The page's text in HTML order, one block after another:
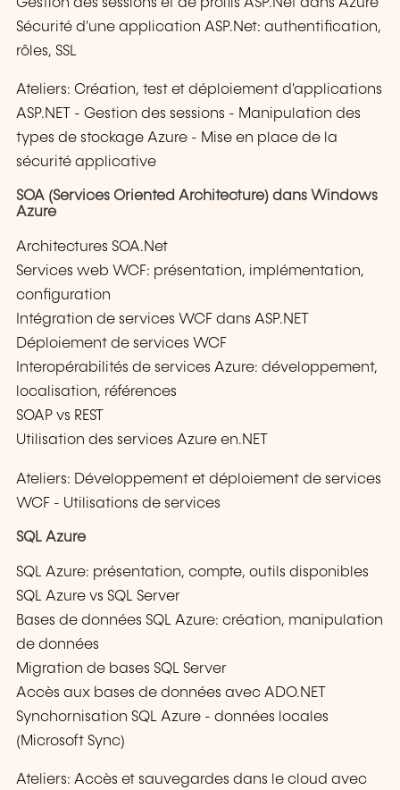
Gestion des sessions et de profils ASP.Net dans Azure
Sécurité d'une application ASP.Net: authentification,
rôles, SSL
Ateliers: Création, test et déploiement d'applications
ASP.NET - Gestion des sessions - Manipulation des
types de stockage Azure - Mise en place de la
sécurité applicative
SOA (Services Oriented Architecture) dans Windows
Azure
Architectures SOA.Net
Services web WCF: présentation, implémentation,
configuration
Intégration de services WCF dans ASP.NET
Déploiement de services WCF
Interopérabilités de services Azure: développement,
localisation, références
SOAP vs REST
Utilisation des services Azure en.NET
Ateliers: Développement et déploiement de services
WCF - Utilisations de services
SQL Azure
SQL Azure: présentation, compte, outils disponibles
SQL Azure vs SQL Server
Bases de données SQL Azure: création, manipulation
de données
Migration de bases SQL Server
Accès aux bases de données avec ADO.NET
Synchornisation SQL Azure - données locales
(Microsoft Sync)
Ateliers: Accès et sauvegardes dans le cloud avec